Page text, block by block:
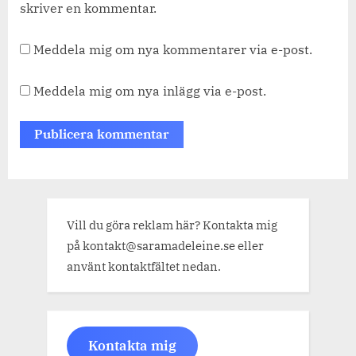
skriver en kommentar.
Meddela mig om nya kommentarer via e-post.
Meddela mig om nya inlägg via e-post.
Vill du göra reklam här? Kontakta mig
på kontakt@saramadeleine.se eller
använt kontaktfältet nedan.
Kontakta mig